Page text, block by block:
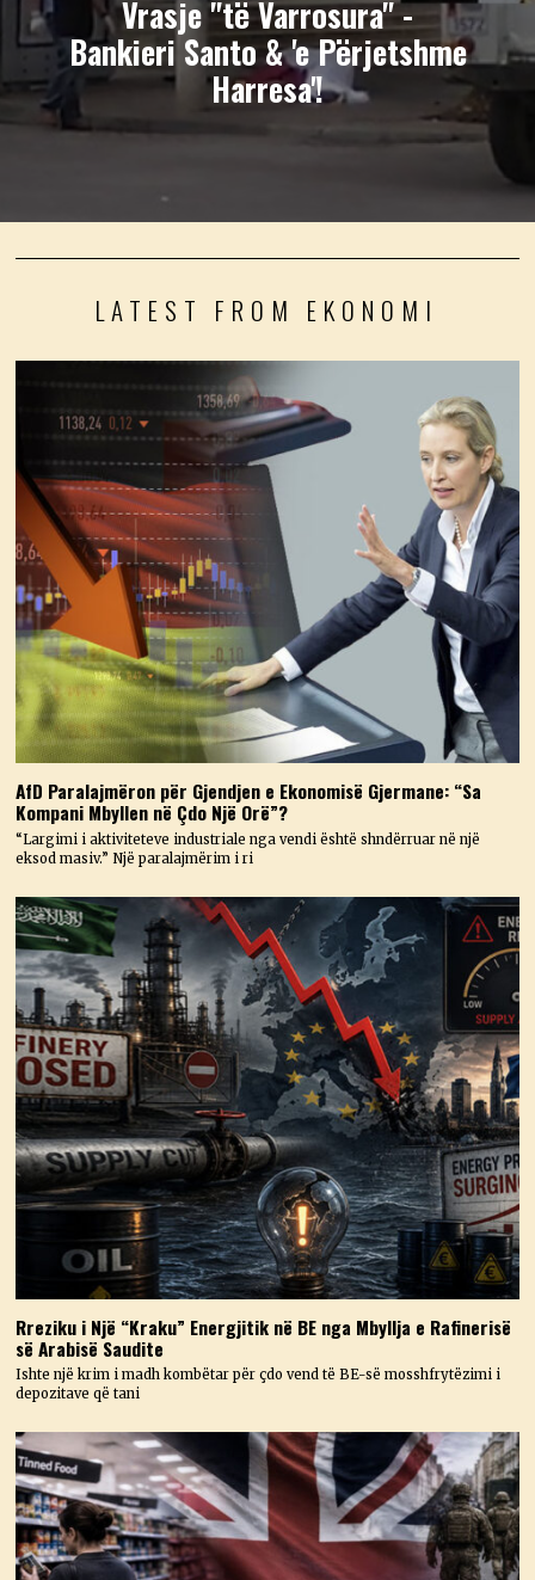
Vrasje "të Varrosura" -
Bankieri Santo & 'e Përjetshme
Harresa'!
LATEST FROM EKONOMI
AfD Paralajmëron për Gjendjen e Ekonomisë Gjermane: “Sa
Kompani Mbyllen në Çdo Një Orë”?
“Largimi i aktiviteteve industriale nga vendi është shndërruar në një
eksod masiv.” Një paralajmërim i ri
Rreziku i Një “Kraku” Energjitik në BE nga Mbyllja e Rafinerisë
së Arabisë Saudite
Ishte një krim i madh kombëtar për çdo vend të BE-së mosshfrytëzimi i
depozitave që tani